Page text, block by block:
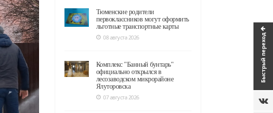
Быстрый переход
Тюменские родители
первоклассников могут оформить
льготные транспортные карты
08 августа 2026
Комплекс "Банный бунтарь"
официально открылся в
лесозаводском микрорайоне
Ялуторовска
07 августа 2026